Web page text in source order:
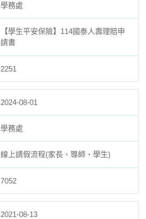
學務處
【學生平安保險】114國泰人壽理賠申
請書
2251
2024-08-01
學務處
線上請假流程(家長、導師、學生)
7052
2021-08-13